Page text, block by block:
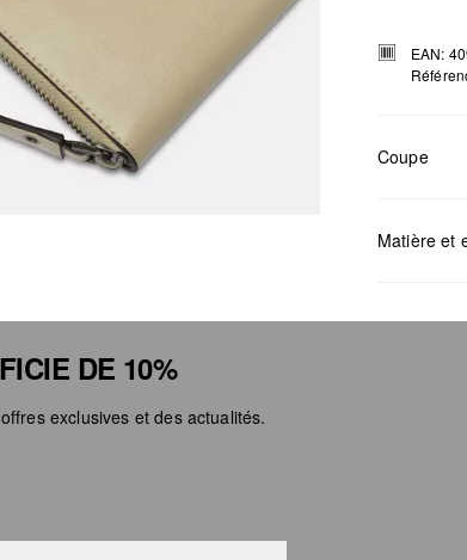
EAN:
Coupe
Matière et
DE 10%
exclusives et des actualités.